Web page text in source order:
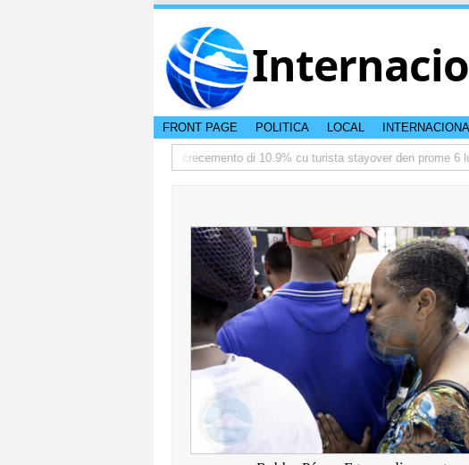
FRONT PAGE POLITICA LOCAL
TTW:Aruba ta registra crecemento di 10.9% cu turista stayover den prome 6